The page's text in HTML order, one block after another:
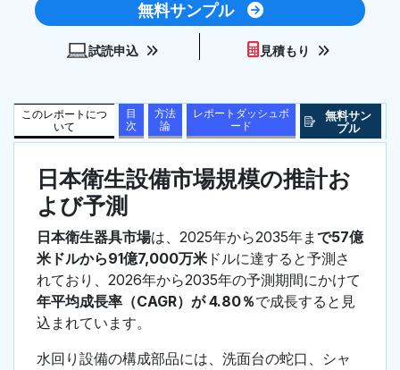
無料サンプル
試読申込 見積もり
このレポートにつ
いて
目
次
方法
論
レポートダッシュボ
ード
無料サン
プル
日本衛生設備市場規模の推計お
よび予測
日本衛生器具市場は、2025年から2035年ま で57億
米ドルから91億7,000万米 ドルに達すると予測さ
れており、2026年から2035年の予測期間にかけて
年平均成長率（CAGR）が 4.80％で成長すると見
込まれています。
水回り設備の構成部品には、洗面台の蛇口、シャ